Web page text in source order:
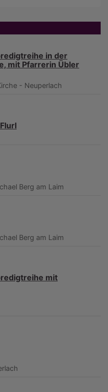
in der
mit Pfarrerin Übler
- Neuperlach
Berg am Laim
Berg am Laim
mit